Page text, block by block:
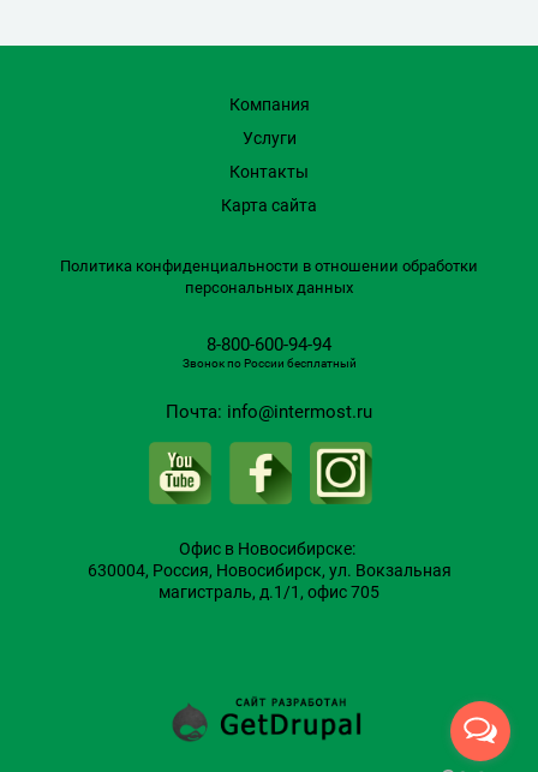
Компания
Услуги
Контакты
Карта сайта
Политика конфиденциальности в отношении обработки
персональных данных
8-800-600-94-94
Звонок по России бесплатный
Почта: info@intermost.ru
Офис в Новосибирске:
630004, Россия, Новосибирск, ул. Вокзальная
магистраль, д.1/1, офис 705